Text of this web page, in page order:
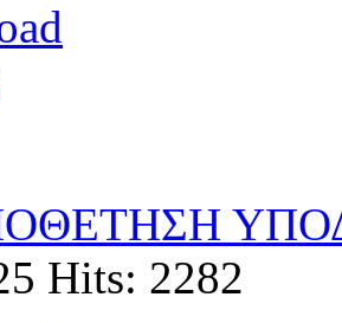
Hits: 2282